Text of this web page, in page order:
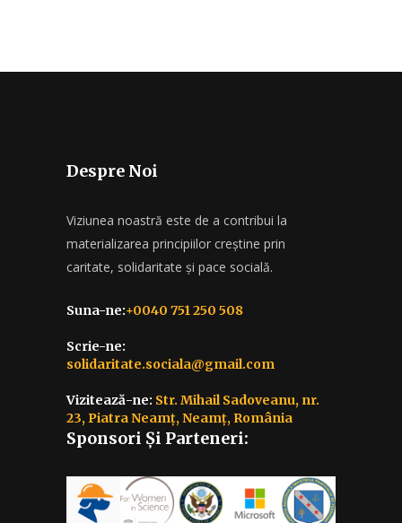
Despre Noi
Viziunea noastră este de a contribui la
materializarea principiilor creștine prin
caritate, solidaritate și pace socială.
Suna-ne:+0040 751 250 508
Scrie-ne:
solidaritate.sociala@gmail.com
Vizitează-ne: Str. Mihail Sadoveanu, nr.
23, Piatra Neamț, Neamț, România
Sponsori Și Parteneri: